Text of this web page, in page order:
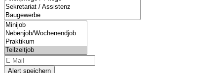
Alert speichern